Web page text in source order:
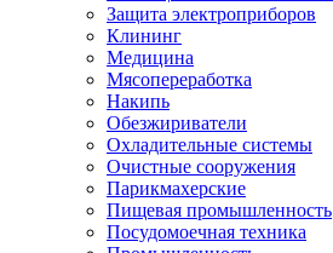
Защита электроприборов
Клининг
Медицина
Мясопереработка
Накипь
Обезжириватели
Охладительные системы
Очистные сооружения
Парикмахерские
Пищевая промышленность
Посудомоечная техника